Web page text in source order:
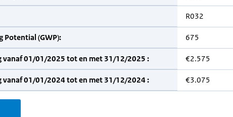
R032
Potential (GWP): 675
vanaf 01/01/2025 tot en met 31/12/2025 : €2.575
vanaf 01/01/2024 tot en met 31/12/2024 : €3.075